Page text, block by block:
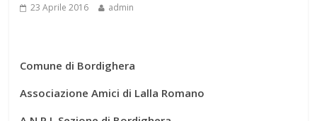
23 Aprile 2016 admin
Comune di Bordighera
Associazione Amici di Lalla Romano